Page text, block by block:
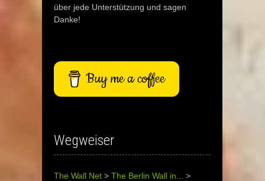
über jede Unterstützung und sagen
Danke!
Buy me a coffee
Wegweiser
The Wall Net > The Berlin Wall in...
>